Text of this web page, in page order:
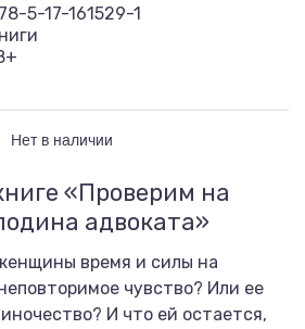
5-17-161529-1
Нет в наличии
«Проверим на
адвоката»
время и силы на
чувство? Или ее
И что ей остается,